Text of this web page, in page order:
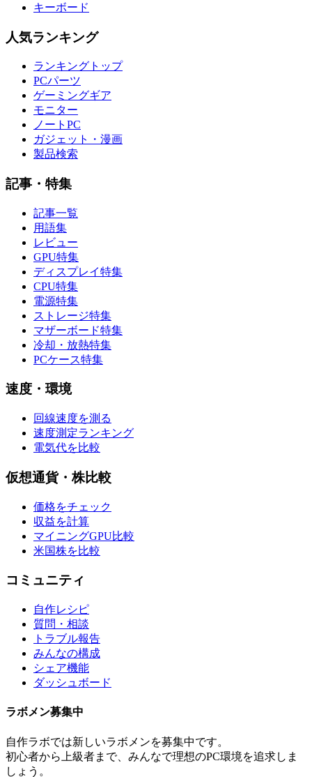
キーボード
人気ランキング
ランキングトップ
PCパーツ
ゲーミングギア
モニター
ノートPC
ガジェット・漫画
製品検索
記事・特集
記事一覧
用語集
レビュー
GPU特集
ディスプレイ特集
CPU特集
電源特集
ストレージ特集
マザーボード特集
冷却・放熱特集
PCケース特集
速度・環境
回線速度を測る
速度測定ランキング
電気代を比較
仮想通貨・株比較
価格をチェック
収益を計算
マイニングGPU比較
米国株を比較
コミュニティ
自作レシピ
質問・相談
トラブル報告
みんなの構成
シェア機能
ダッシュボード
ラボメン募集中
自作ラボでは新しいラボメンを募集中です。
初心者から上級者まで、みんなで理想のPC環境を追求しま
しょう。